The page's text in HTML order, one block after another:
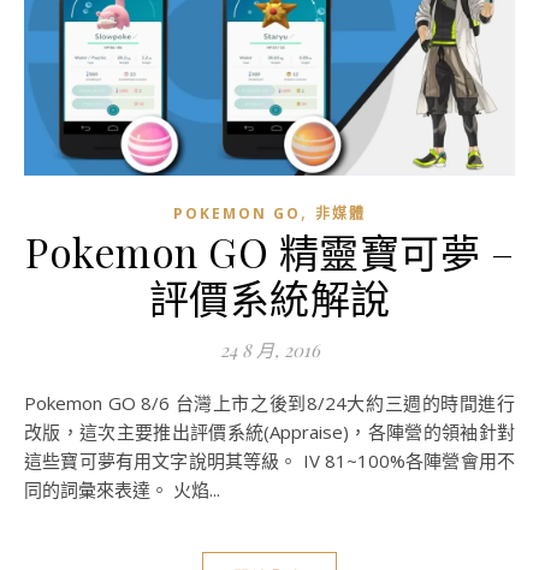
POKEMON GO , 非媒體
Pokemon GO 精靈寶可夢 –
評價系統解說
24 8 月, 2016
Pokemon GO 8/6 台灣上市之後到8/24大約三週的時間進行
改版，這次主要推出評價系統(Appraise)，各陣營的領袖針對
這些寶可夢有用文字說明其等級。 IV 81~100%各陣營會用不
同的詞彙來表達。 火焰...